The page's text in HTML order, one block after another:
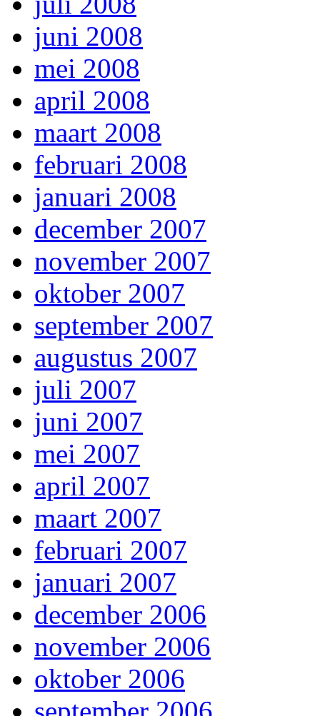
juni 2008
mei 2008
april 2008
maart 2008
februari 2008
januari 2008
december 2007
november 2007
oktober 2007
september 2007
augustus 2007
juli 2007
juni 2007
mei 2007
april 2007
maart 2007
februari 2007
januari 2007
december 2006
november 2006
oktober 2006